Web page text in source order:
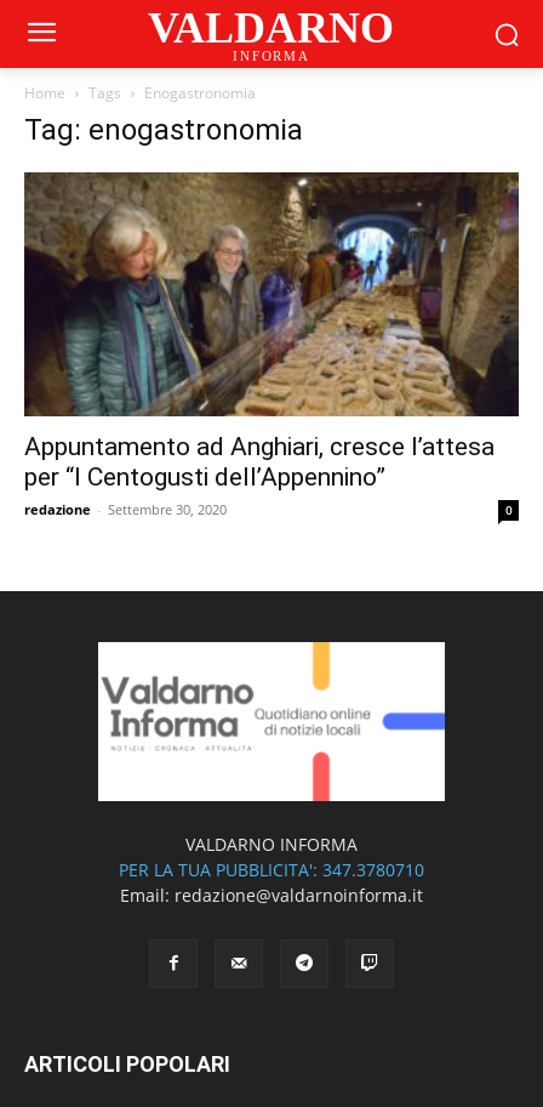
VALDARNO
INFORMA
Home Tags Enogastronomia
Tag: enogastronomia
Appuntamento ad Anghiari, cresce l’attesa
per “I Centogusti dell’Appennino”
redazione - Settembre 30, 2020 0
VALDARNO INFORMA
PER LA TUA PUBBLICITA': 347.3780710
Email: redazione@valdarnoinforma.it
ARTICOLI POPOLARI